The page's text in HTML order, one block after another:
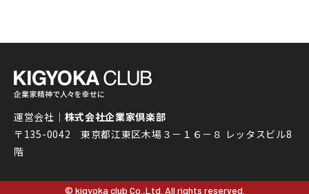
運営会社｜ 株式会社企業家倶楽部
〒135-0042 東京都江東区木場３－１６－８ レッタスビル8
階
© kigyoka club Co.,Ltd. All rights reserved.